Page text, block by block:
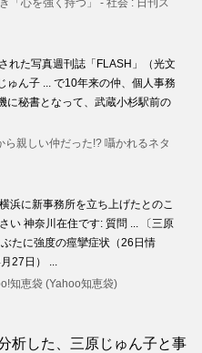
「心を強く持つ」 - 社会 : 日刊ス
れた写真週刊誌「FLASH」（光文
ゅん子 ... で10年来の仲、個人事務
に秘書となって、武蔵小杉駅前の
親しい仲だった!? 囁かれるネタ
浜に新事務所を立ち上げたとのこ
い 神奈川在住です: 質問 ... 〔三原
たに強度の痙攣症状（26日情
27日） ...
知恵袋 (Yahoo知恵袋)
析した、三原じゅん子と事